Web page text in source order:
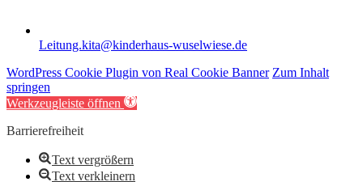
Leitung.kita@kinderhaus-wuselwiese.de
WordPress Cookie Plugin von Real Cookie Banner Zum Inhalt
springen
Werkzeugleiste öffnen
Barrierefreiheit
Text vergrößern
Text verkleinern